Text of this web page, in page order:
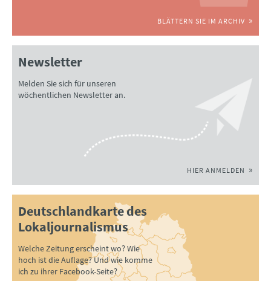
BLÄTTERN SIE IM ARCHIV
Newsletter
Melden Sie sich für unseren
wöchentlichen Newsletter an.
HIER ANMELDEN
Deutschlandkarte des
Lokaljournalismus
Welche Zeitung erscheint wo? Wie
hoch ist die Auflage? Und wie komme
ich zu ihrer Facebook-Seite?